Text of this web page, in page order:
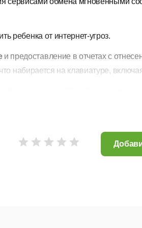
ребенка от интернет-угроз.
и предоставление в отчетах с
набирается на клавиатуре,
поисковиках, а также адреса
Встроенная система блокировки